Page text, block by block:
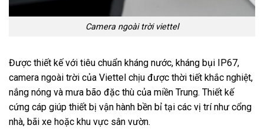
Camera ngoài trời viettel
Được thiết kế với tiêu chuẩn kháng nước, kháng bụi IP67,
camera ngoài trời của Viettel chịu được thời tiết khắc nghiệt,
nắng nóng và mưa bão đặc thù của miền Trung. Thiết kế
cứng cáp giúp thiết bị vận hành bền bỉ tại các vị trí như cổng
nhà, bãi xe hoặc khu vực sân vườn.